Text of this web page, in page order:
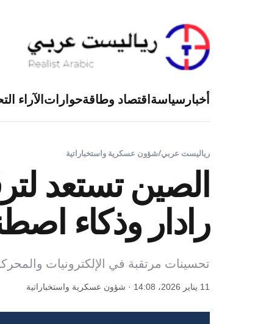
أخبار سياسةاقتصاد وطاقةحواراتالآراء
رياليست عربي/شؤون عسكرية واستخباراتية
رادار وذكاء
تحسينات مرتقبة في الإلكترونيات
11 يناير 2026، 14:08 · شؤون عسكرية واستخباراتية